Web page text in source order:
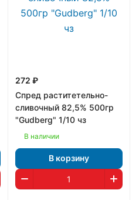
272 ₽
Спред раститетельно-
сливочный 82,5% 500гр
"Gudberg" 1/10 чз
В наличии
В корзину